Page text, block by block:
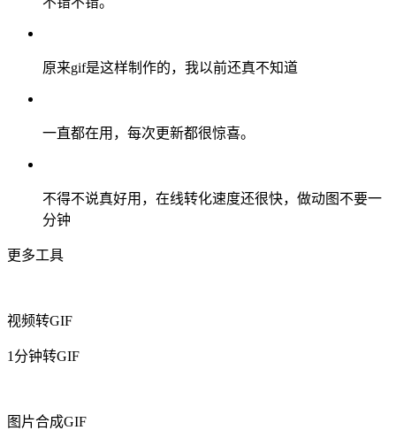
原来gif是这样制作的，我以前还真不知道
一直都在用，每次更新都很惊喜。
不得不说真好用，在线转化速度还很快，做动图不要一
分钟
更多工具
视频转GIF
1分钟转GIF
图片合成GIF